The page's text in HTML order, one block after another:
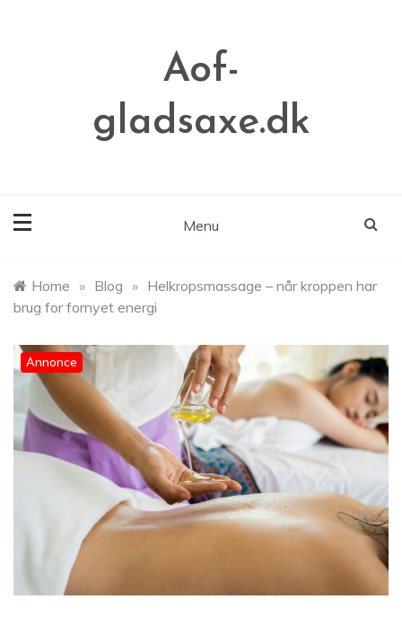
Aof-
gladsaxe.dk
Menu
Home » Blog » Helkropsmassage – når kroppen har
brug for fornyet energi
Annonce